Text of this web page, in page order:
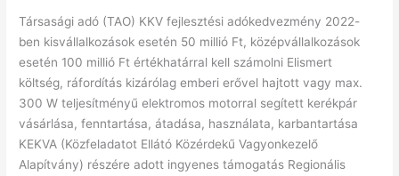
Társasági adó (TAO) KKV fejlesztési adókedvezmény 2022-
ben kisvállalkozások esetén 50 millió Ft, középvállalkozások
esetén 100 millió Ft értékhatárral kell számolni Elismert
költség, ráfordítás kizárólag emberi erővel hajtott vagy max.
300 W teljesítményű elektromos motorral segített kerékpár
vásárlása, fenntartása, átadása, használata, karbantartása
KEKVA (Közfeladatot Ellátó Közérdekű Vagyonkezelő
Alapítvány) részére adott ingyenes támogatás Regionális